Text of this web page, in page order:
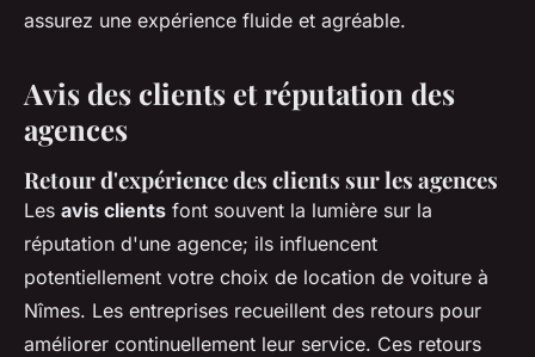
assurez une expérience fluide et agréable.
Avis des clients et réputation des
agences
Retour d'expérience des clients sur les agences
Les avis clients font souvent la lumière sur la
réputation d'une agence; ils influencent
potentiellement votre choix de location de voiture à
Nîmes. Les entreprises recueillent des retours pour
améliorer continuellement leur service. Ces retours